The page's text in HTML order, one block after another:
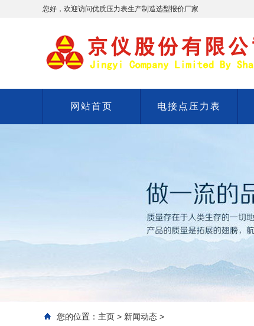
您好，欢迎访问优质压力表生产制造选型报价厂家
网站首页 电接点压力表
您的位置： 主页 > 新闻动态 >